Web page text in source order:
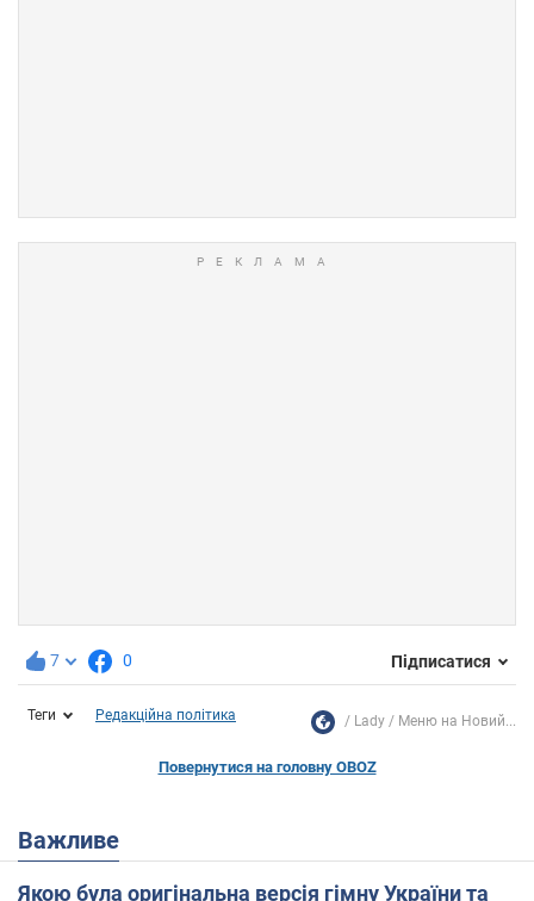
7 0 Підписатися
Теги Редакційна політика Lady Меню на Новий...
Повернутися на головну OBOZ
Важливе
Якою була оригінальна версія гімну України та